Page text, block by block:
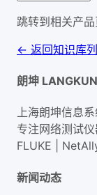
跳转到相关产
← 返回知识库
朗坤 LANGKUN
上海朗坤信息
专注网络测试
FLUKE |
新闻动态